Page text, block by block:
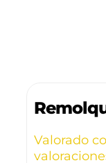
Valorado